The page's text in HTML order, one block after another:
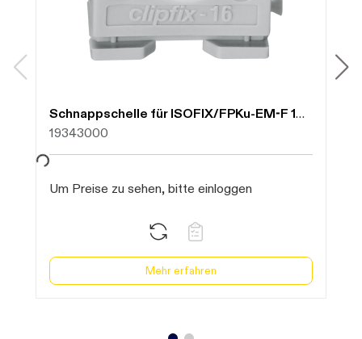
Schnappschelle für ISOFIX/FPKu-EM-F 16 223 70 016 (für EL/EPKM16 - 98120 16)
19343000
Daten werden geladen. Bitte warten...
Um Preise zu sehen, bitte einloggen
Mehr erfahren